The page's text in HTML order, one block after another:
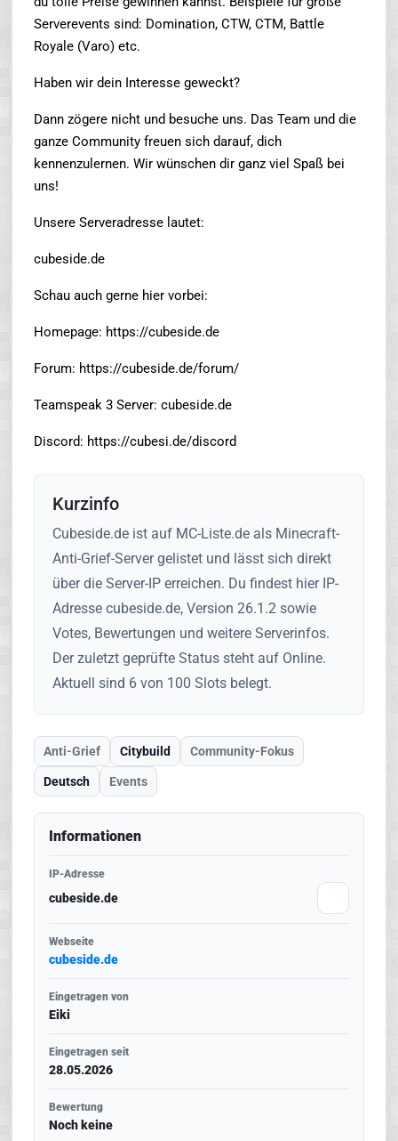
Serverevents sind: Domination, CTW, CTM, Battle
Royale (Varo) etc.
Haben wir dein Interesse geweckt?
Dann zögere nicht und besuche uns. Das Team und die
ganze Community freuen sich darauf, dich
kennenzulernen. Wir wünschen dir ganz viel Spaß bei
uns!
Unsere Serveradresse lautet:
cubeside.de
Schau auch gerne hier vorbei:
Homepage: https://cubeside.de
Forum: https://cubeside.de/forum/
Teamspeak 3 Server: cubeside.de
Discord: https://cubesi.de/discord
Kurzinfo
Cubeside.de ist auf MC-Liste.de als Minecraft-
Anti-Grief-Server gelistet und lässt sich direkt
über die Server-IP erreichen. Du findest hier IP-
Adresse cubeside.de, Version 26.1.2 sowie
Votes, Bewertungen und weitere Serverinfos.
Der zuletzt geprüfte Status steht auf Online.
Aktuell sind 6 von 100 Slots belegt.
Anti-Grief Citybuild Community-Fokus
Deutsch Events
Informationen
IP-Adresse
cubeside.de
Webseite
cubeside.de
Eingetragen von
Eiki
Eingetragen seit
28.05.2026
Bewertung
Noch keine